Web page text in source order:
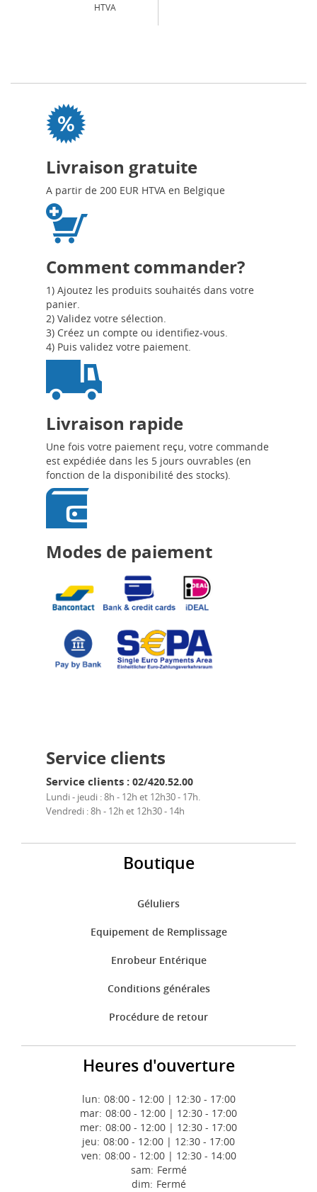
HTVA
Livraison gratuite
A partir de 200 EUR HTVA en Belgique
Comment commander?
1) Ajoutez les produits souhaités dans votre
panier.
2) Validez votre sélection.
3) Créez un compte ou identifiez-vous.
4) Puis validez votre paiement.
Livraison rapide
Une fois votre paiement reçu, votre commande
est expédiée dans les 5 jours ouvrables (en
fonction de la disponibilité des stocks).
Modes de paiement
Service clients
Service clients : 02/420.52.00
Lundi - jeudi : 8h - 12h et 12h30 - 17h.
Vendredi : 8h - 12h et 12h30 - 14h
Boutique
Géluliers
Equipement de Remplissage
Enrobeur Entérique
Conditions générales
Procédure de retour
Heures d'ouverture
lun: 08:00 - 12:00 | 12:30 - 17:00
mar: 08:00 - 12:00 | 12:30 - 17:00
mer: 08:00 - 12:00 | 12:30 - 17:00
jeu: 08:00 - 12:00 | 12:30 - 17:00
ven: 08:00 - 12:00 | 12:30 - 14:00
sam: Fermé
dim: Fermé